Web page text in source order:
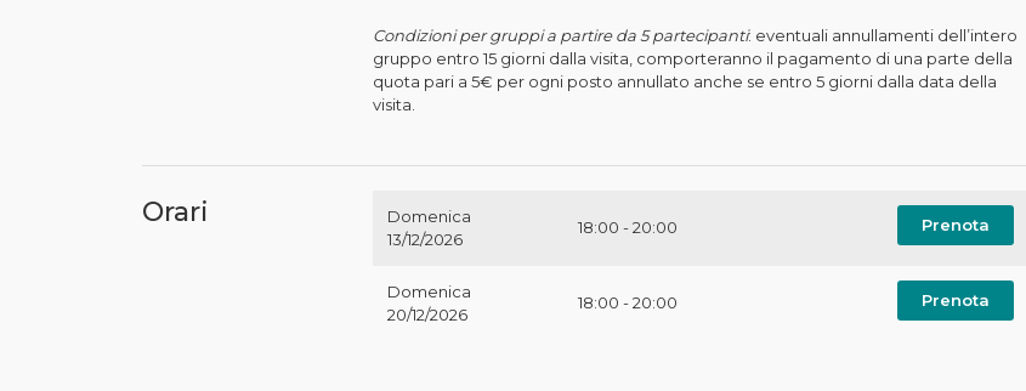
Condizioni per gruppi a partire da 5 partecipanti: eventuali annullamenti dell’intero
gruppo entro 15 giorni dalla visita, comporteranno il pagamento di una parte della
quota pari a 5€ per ogni posto annullato anche se entro 5 giorni dalla data della
visita.
Orari
Domenica
13/12/2026
18:00 - 20:00 Prenota
Domenica
20/12/2026
18:00 - 20:00 Prenota